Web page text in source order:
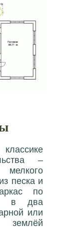
–
мелкого
песка и
по
в два
или
землёй